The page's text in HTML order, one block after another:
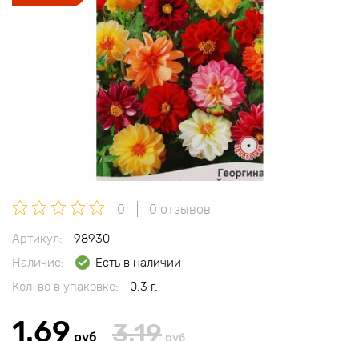
0 0 отзывов
Артикул:
98930
Наличие:
Есть в наличии
Кол-во в упаковке:
0.3 г.
1.69 руб 3.19 руб